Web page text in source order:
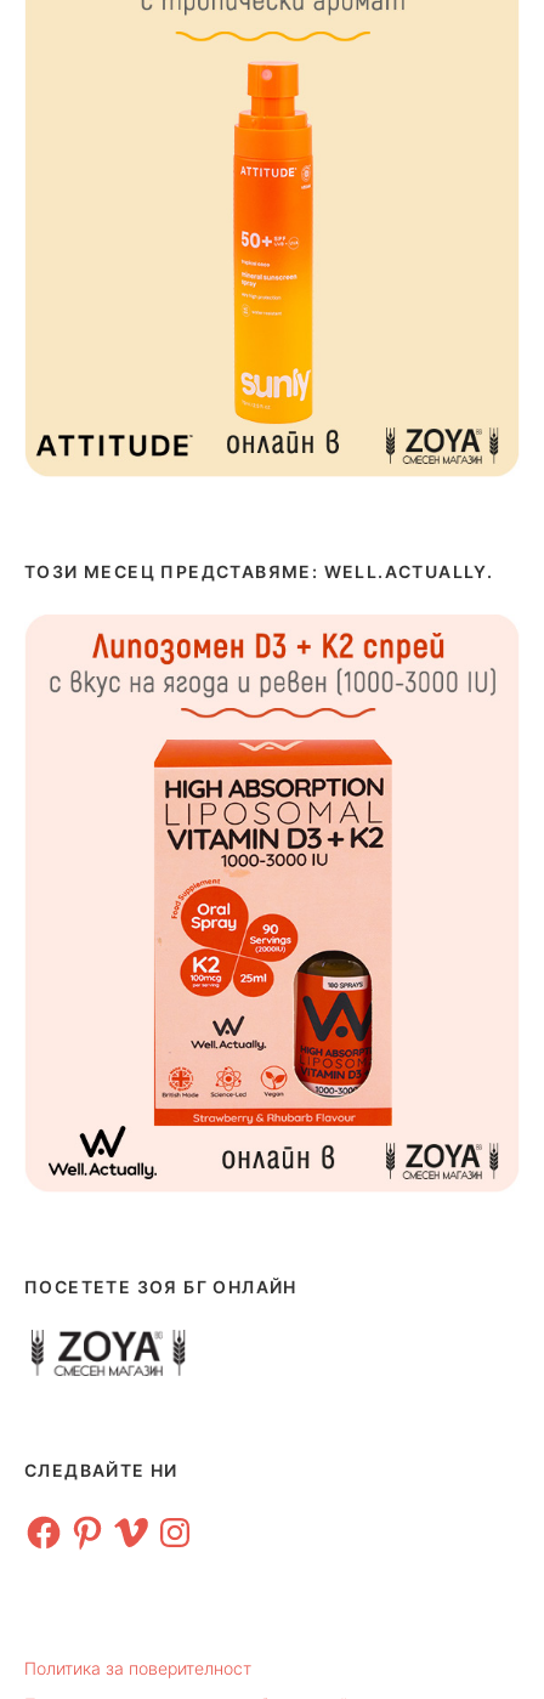
ТОЗИ МЕСЕЦ ПРЕДСТАВЯМЕ: WELL.ACTUALLY.
ПОСЕТЕТЕ ЗОЯ БГ ОНЛАЙН
СЛЕДВАЙТЕ НИ
FacebookPinterest
Vimeo Instagram
Политика за поверителност